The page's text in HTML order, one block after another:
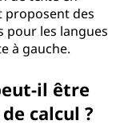
proposent des
pour les langues
à gauche.
il être
calcul ?